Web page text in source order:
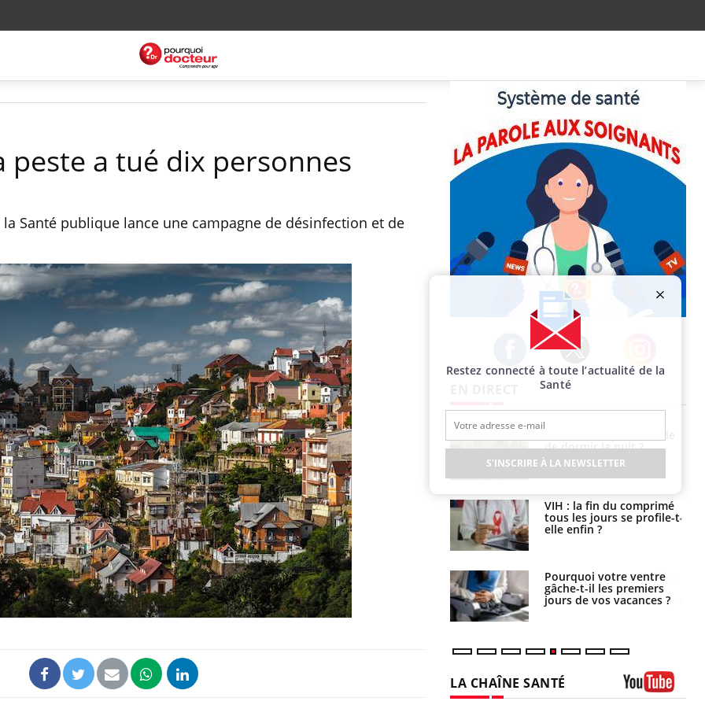
peste a tué dix personnes
Santé publique lance une campagne de désinfection et de
Facebook Twitter Instagram
Chikungunya, dengue,
West Nile : que se passe-
t-il dans le sud de la
France ?
Les médicaments GLP-1
protègent-ils aussi les os
?
Cytomégalovirus : ce qui
change dans la prise en
charge des femmes
enceintes
La sieste empêche-t-elle
de dormir la nuit ?
VIH : la fin du comprimé
tous les jours se profile-t-
elle enfin ?
Pourquoi votre ventre
gâche-t-il les premiers
jours de vos vacances ?
pourquoi le risque de
noyade grimpe-t-il ?
Le Viagra pourrait-il
freiner la propagation du
cancer ?
Pourquoi manger moins
de protéines pourrait
finalement être bénéfique
LA CHAÎNE SANTÉ
Restez connecté à toute l’actualité de la
Santé
S'INSCRIRE À LA NEWSLETTER